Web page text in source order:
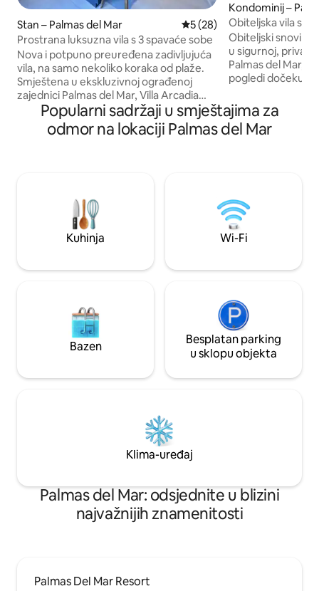
Stan – Palmas del Mar Prosječna ocjena: 5/5,
5 (28)
Prostrana luksuzna vila s 3 spavaće sobe
Nova i potpuno preuređena zadivljujuća
vila, na samo nekoliko koraka od plaže.
Smještena u ekskluzivnoj ograđenoj
zajednici Palmas del Mar, Villa Arcadia
nudi doživljaj modernog stila s tropskom
atmosferom. Prostor: Pametni
samostalni dolazak bez ključa, pranje
spavaća soba s bračnim krevetom i dvije
spavaće sobe s bračnim krevetom (širine
150-179 cm) Sve kupaonice s toaletnim
potrepštinama i sušilom za kosu, sve
Kondominij –
Obiteljska vila sa
Obiteljski snovi
u sigurnoj,
Palmas del Mar,
pogledi dočekuju
ispod. Sve što
od dobro
pogledom na
odmarališta,
centre, shopping,
Popularni sadržaji u smještajima za
odmor na lokaciji Palmas del Mar
Kuhinja Wi-Fi
Bazen
Besplatan parking
u sklopu objekta
Klima-uređaj
Palmas del Mar: odsjednite u blizini
najvažnijih znamenitosti
Palmas Del Mar Resort